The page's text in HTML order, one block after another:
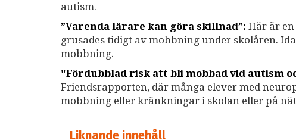
autism.
”Varenda lärare kan göra skillnad”: Här är
grusades tidigt av mobbning under skolåren.
mobbning.
"Fördubblad risk att bli mobbad vid autism
Friendsrapporten, där många elever med
mobbning eller kränkningar i skolan eller på
Liknande innehåll